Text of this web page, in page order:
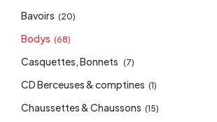
Bavoirs (20)
Bodys (68)
Casquettes, Bonnets (7)
CD Berceuses & comptines (1)
Chaussettes & Chaussons (15)